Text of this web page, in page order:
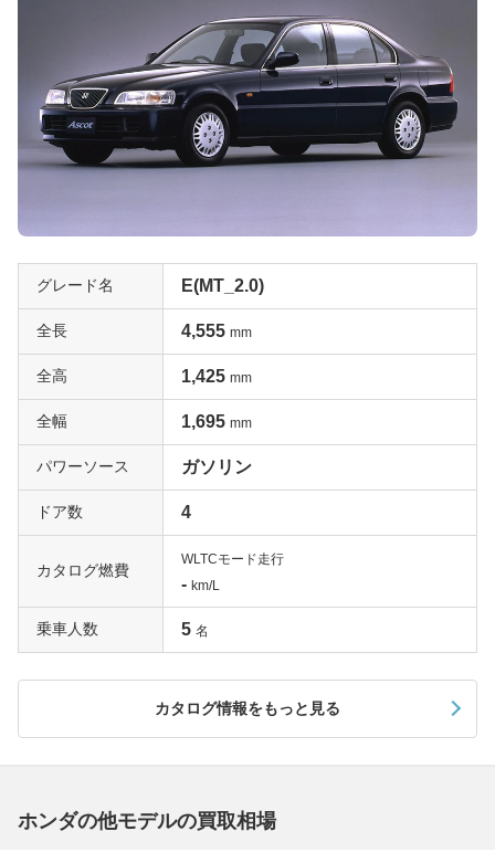
グレード名 E(MT_2.0)
全長 4,555 mm
全高 1,425 mm
全幅 1,695 mm
パワーソース ガソリン
ドア数 4
カタログ燃費
WLTCモード走行
- km/L
乗車人数 5 名
カタログ情報をもっと見る
ホンダの他モデルの買取相場